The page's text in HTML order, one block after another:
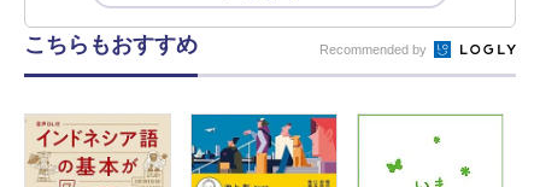
こちらもおすすめ Recommended by